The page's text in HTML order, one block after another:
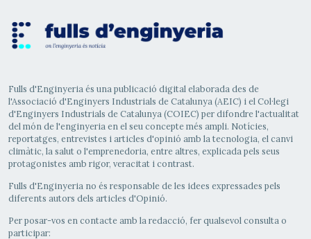
Fulls d'Enginyeria és una publicació digital elaborada des de
l'Associació d'Enginyers Industrials de Catalunya (AEIC) i el Col·legi
d'Enginyers Industrials de Catalunya (COIEC) per difondre l'actualitat
del món de l'enginyeria en el seu concepte més ampli. Notícies,
reportatges, entrevistes i articles d'opinió amb la tecnologia, el canvi
climàtic, la salut o l'emprenedoria, entre altres, explicada pels seus
protagonistes amb rigor, veracitat i contrast.
Fulls d'Enginyeria no és responsable de les idees expressades pels
diferents autors dels articles d'Opinió.
Per posar-vos en contacte amb la redacció, fer qualsevol consulta o
participar: